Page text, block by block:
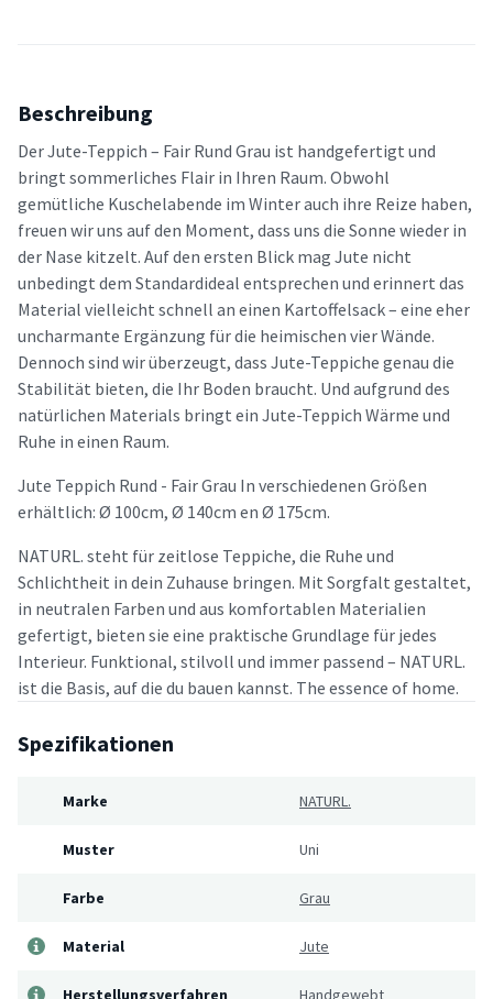
Beschreibung
Der Jute-Teppich – Fair Rund Grau ist handgefertigt und
bringt sommerliches Flair in Ihren Raum. Obwohl
gemütliche Kuschelabende im Winter auch ihre Reize haben,
freuen wir uns auf den Moment, dass uns die Sonne wieder in
der Nase kitzelt. Auf den ersten Blick mag Jute nicht
unbedingt dem Standardideal entsprechen und erinnert das
Material vielleicht schnell an einen Kartoffelsack – eine eher
uncharmante Ergänzung für die heimischen vier Wände.
Dennoch sind wir überzeugt, dass Jute-Teppiche genau die
Stabilität bieten, die Ihr Boden braucht. Und aufgrund des
natürlichen Materials bringt ein Jute-Teppich Wärme und
Ruhe in einen Raum.
Jute Teppich Rund - Fair Grau In verschiedenen Größen
erhältlich: Ø 100cm, Ø 140cm en Ø 175cm.
NATURL. steht für zeitlose Teppiche, die Ruhe und
Schlichtheit in dein Zuhause bringen. Mit Sorgfalt gestaltet,
in neutralen Farben und aus komfortablen Materialien
gefertigt, bieten sie eine praktische Grundlage für jedes
Interieur. Funktional, stilvoll und immer passend – NATURL.
ist die Basis, auf die du bauen kannst. The essence of home.
Spezifikationen
Marke NATURL.
Muster Uni
Farbe Grau
Material Jute
Herstellungsverfahren Handgewebt